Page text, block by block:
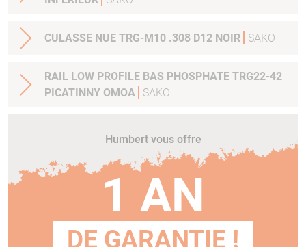
CULASSE NUE TRG-M10 .308 D12 NOIR SAKO
RAIL LOW PROFILE BAS PHOSPHATE TRG22-42
PICATINNY OMOA
SAKO
Humbert vous offre
1 AN
DE GARANTIE !